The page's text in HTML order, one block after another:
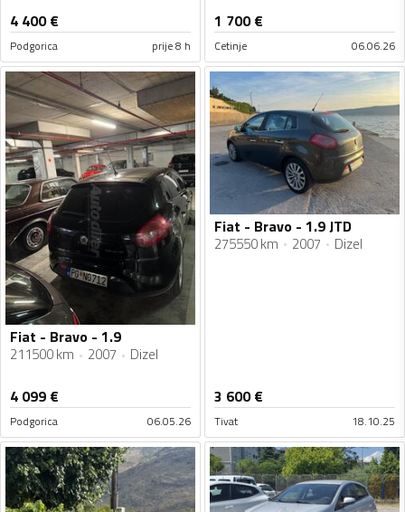
4 400€
Podgorica prije 8 h
1 700€
Cetinje 06.06.26
Fiat - Bravo - 1.9
211500 km 2007 Dizel
4 099 €
Podgorica 06.05.26
Fiat - Bravo - 1.9 JTD
275550 km 2007 Dizel
3 600€
Tivat 18.10.25